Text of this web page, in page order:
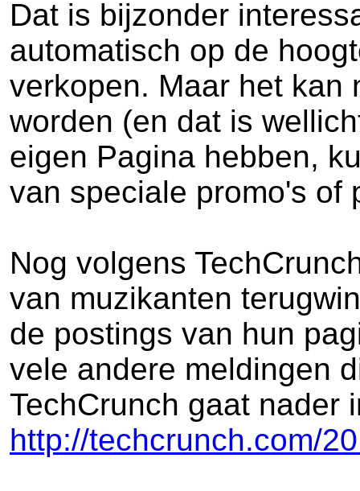
Dat is bijzonder
automatisch op de
verkopen. Maar het kan
worden (en dat is
eigen Pagina hebben,
van speciale promo's of
Nog volgens
van muzikanten
de postings van hun
vele andere meldingen
TechCrunch gaat nader
http://techcrunch.com/